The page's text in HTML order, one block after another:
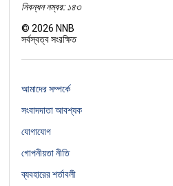
নিবন্ধন নম্বর: ১৪৩
©2026 NNB
সর্বস্বত্ব সংরক্ষিত
আমাদের সম্পর্কে
সংবাদদাতা আবশ্যক
যোগাযোগ
গোপনীয়তা নীতি
ব্যবহারের শর্তাবলী